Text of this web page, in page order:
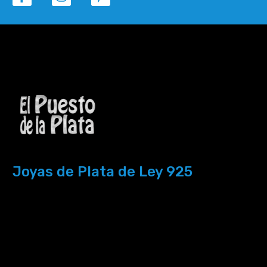
Joyas de Plata de Ley 925